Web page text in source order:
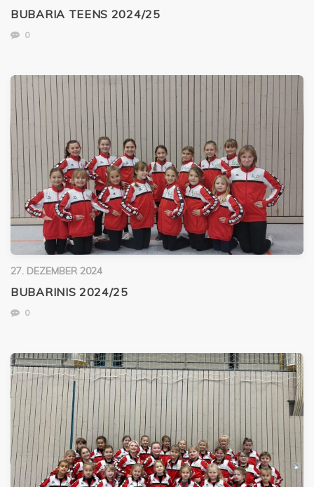
BUBARIA TEENS 2024/25
0
27. DEZEMBER 2024
BUBARINIS 2024/25
0